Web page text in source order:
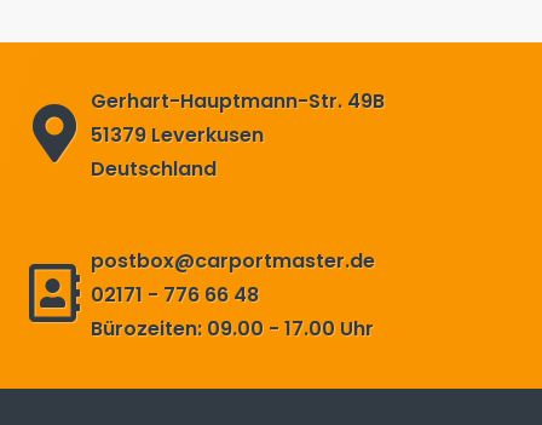
Gerhart-Hauptmann-Str. 49B
51379 Leverkusen
Deutschland
postbox@carportmaster.de
02171 - 776 66 48
Bürozeiten: 09.00 - 17.00 Uhr